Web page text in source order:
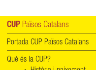
CUP Països Catalans
Portada CUP Països Catalans
Què és la CUP?